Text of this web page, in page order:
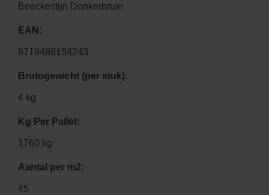
Beeckestijn Donkerbruin
EAN:
8719488154243
Brutogewicht (per stuk):
4 kg
Kg Per Pallet:
1760 kg
Aantal per m2:
45